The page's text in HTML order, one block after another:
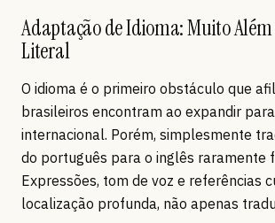
Adaptação de Idioma: Muito
Literal
O idioma é o primeiro obstáculo que
brasileiros encontram ao expandir
internacional. Porém, simplesmente
do português para o inglês raramente
Expressões, tom de voz e referências
localização profunda, não apenas